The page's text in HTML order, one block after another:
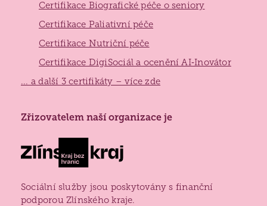
Certifikace Biografické péče o seniory
Certifikace Paliativní péče
Certifikace Nutriční péče
Certifikace DigiSociál a ocenění AI‑Inovátor
... a další 3 certifikáty – více zde
Zřizovatelem naší organizace jeZlínský
Sociální služby jsou poskytovány s finanční
podporou Zlínského kraje.